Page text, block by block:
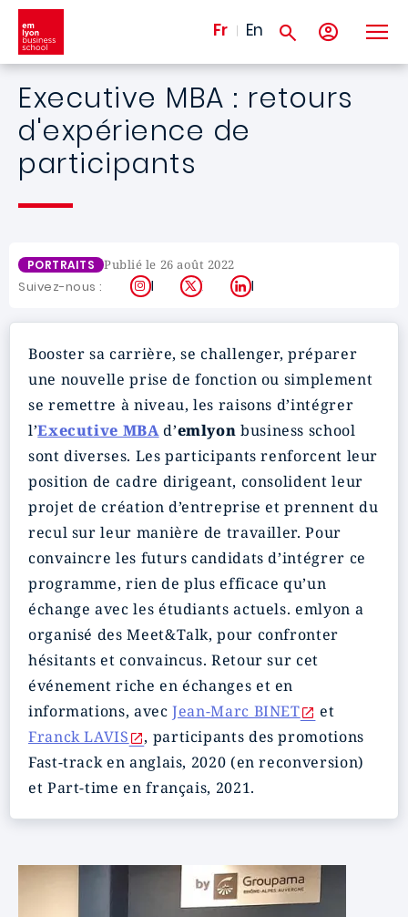
Aller au contenu principal
Fr En
Executive MBA : retours
d'expérience de
participants
PORTRAITS Publié le 26 août 2022
Suivez-nous : Instagram
X LinkedIn
Booster sa carrière, se challenger, préparer
une nouvelle prise de fonction ou simplement
se remettre à niveau, les raisons d’intégrer
l’Executive MBAd’emlyon business school
sont diverses. Les participants renforcent leur
position de cadre dirigeant, consolident leur
projet de création d’entreprise et prennent du
recul sur leur manière de travailler. Pour
convaincre les futurs candidats d’intégrer ce
programme, rien de plus efficace qu’un
échange avec les étudiants actuels. emlyon a
organisé des Meet&Talk, pour confronter
hésitants et convaincus. Retour sur cet
événement riche en échanges et en
informations, avecJean-Marc BINET
et
Franck LAVIS
, participants des promotions
Fast-track en anglais, 2020 (en reconversion)
et Part-time en français, 2021.
Image